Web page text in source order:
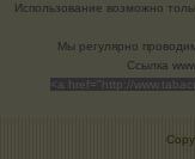
Использование возможно
Мы регулярно
Cсылка
<a href="http://